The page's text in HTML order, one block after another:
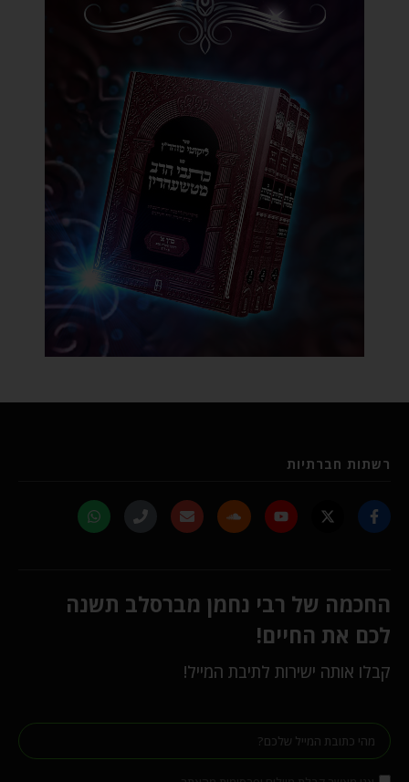
רשתות חברתיות
החכמה של רבי נחמן מברסלב תשנה
לכם את החיים!
קבלו אותה ישירות לתיבת המייל!